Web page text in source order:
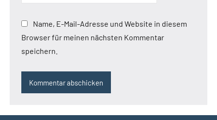
Name, E-Mail-Adresse und Website in diesem
Browser für meinen nächsten Kommentar
speichern.